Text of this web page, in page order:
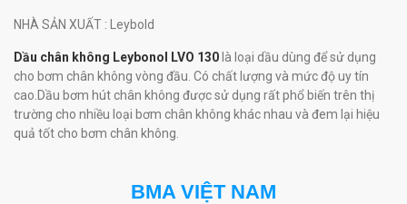
NHÀ SẢN XUẤT : Leybold
Dầu chân không Leybonol LVO 130 là loại dầu dùng để sử dụng
cho bơm chân không vòng đầu. Có chất lượng và mức độ uy tín
cao.Dầu bơm hút chân không được sử dụng rất phổ biến trên thị
trường cho nhiều loại bơm chân không khác nhau và đem lại hiệu
quả tốt cho bơm chân không.
BMA VIỆT NAM